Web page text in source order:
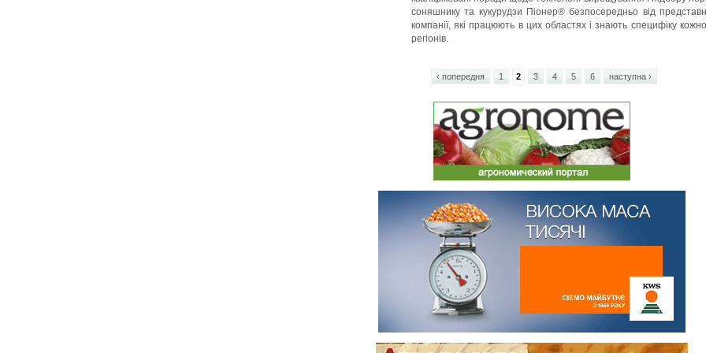
соняшнику та кукурудзи Піонер® безпосередньо від
компанії, які працюють в цих областях і знають специфіку
регіонів.
‹ попередня 1 2 3 4 5 6 наступна ›